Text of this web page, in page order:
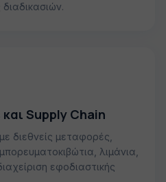
Supply Chain
διεθνείς μεταφορές,
λιμάνια,
εφοδιαστικής